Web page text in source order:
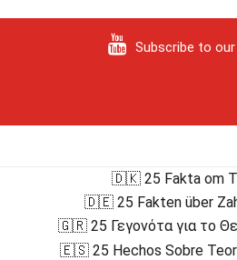
Subscribe to our
🇩🇰 25 Fakta om
🇩🇪 25 Fakten über
🇬🇷 25 Γεγονότα για το
🇪🇸 25 Hechos Sobre